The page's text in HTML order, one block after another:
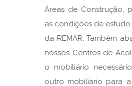
Áreas de Construção,
as condições de
da REMAR. Também
nossos Centros de
o mobiliário
outro mobiliário para